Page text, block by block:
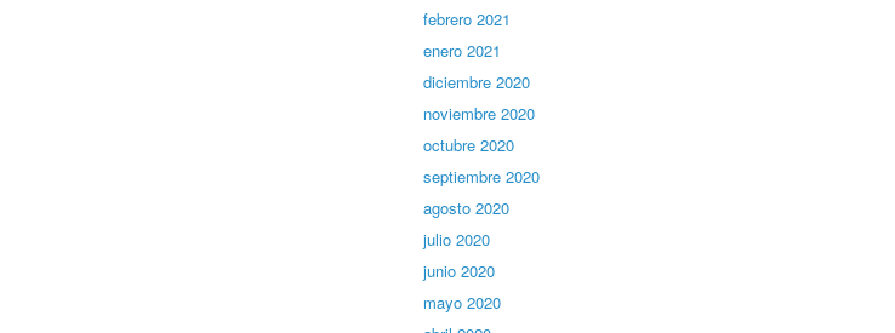
febrero 2021
enero 2021
diciembre 2020
noviembre 2020
octubre 2020
septiembre 2020
agosto 2020
julio 2020
junio 2020
mayo 2020